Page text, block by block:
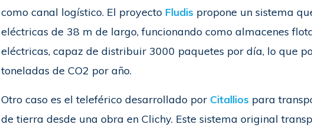
como canal logístico. El proyecto Fludis propone un sistema
eléctricas de 38 m de largo, funcionando como almacenes
eléctricas, capaz de distribuir 3000 paquetes por día, lo que
toneladas de CO2 por año.
Otro caso es el teleférico desarrollado por Citallios para
de tierra desde una obra en Clichy. Este sistema original